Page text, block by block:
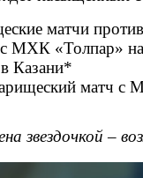
матчи
с МХК «Толпар»
Казани*
матч
звездочкой –